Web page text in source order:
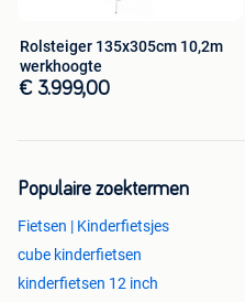
Rolsteiger 135x305cm 10,2m
werkhoogte
€ 3.999,00
Populaire zoektermen
Fietsen | Kinderfietsjes
cube kinderfietsen
kinderfietsen 12 inch